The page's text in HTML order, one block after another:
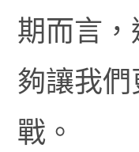
期而言
夠讓我
戰。